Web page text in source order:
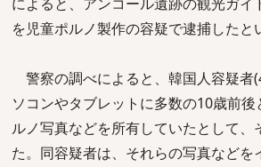
を児童ポルノ製作の容疑で逮捕したと
警察の調べによると、韓国人容疑者
ソコンやタブレットに多数の10歳前
ルノ写真などを所有していたとして、
た。同容疑者は、それらの写真などを